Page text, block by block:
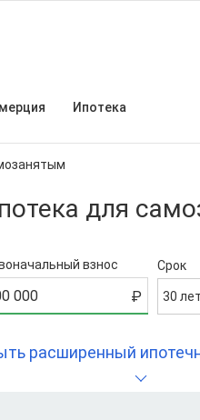
Ипотека
для
взнос Срок
30 лет
расширенный